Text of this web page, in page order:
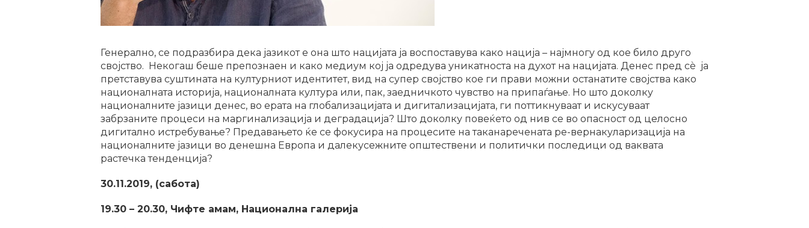
Генерално, се подразбира дека јазикот е она што нацијата ја воспоставува како нација – најмногу од кое било друго
својство. Некогаш беше препознаен и како медиум кој ја одредува уникатноста на духот на нацијата. Денес пред сѐ ја
претставува суштината на културниот идентитет, вид на супер својство кое ги прави можни останатите својства како
националната историја, националната култура или, пак, заедничкото чувство на припаѓање. Но што доколку
националните јазици денес, во ерата на глобализацијата и дигитализацијата, ги поттикнуваат и искусуваат
забрзаните процеси на маргинализација и деградација? Што доколку повеќето од нив се во опасност од целосно
дигитално истребување? Предавањето ќе се фокусира на процесите на таканаречената ре-вернакуларизација на
националните јазици во денешна Европа и далекусежните општествени и политички последици од ваквата
растечка тенденција?
30.11.2019, (сабота)
19.30 – 20.30, Чифте амам, Национална галерија